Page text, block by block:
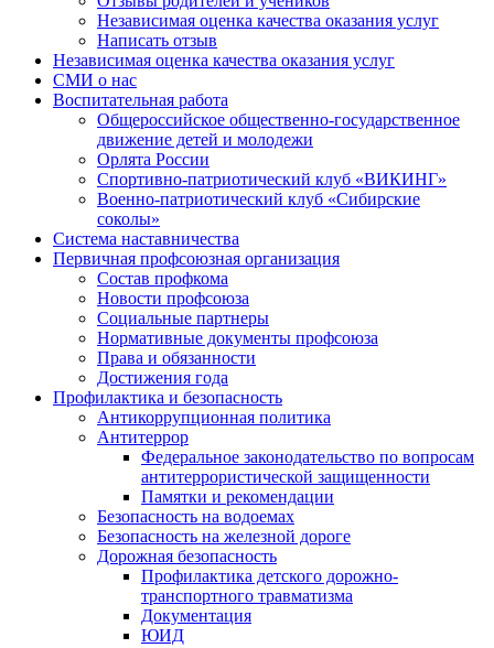
Независимая оценка качества оказания услуг
Написать отзыв
Независимая оценка качества оказания услуг
СМИ о нас
Воспитательная работа
Общероссийское общественно-государственное
движение детей и молодежи
Орлята России
Спортивно-патриотический клуб «ВИКИНГ»
Военно-патриотический клуб «Сибирские
соколы»
Система наставничества
Первичная профсоюзная организация
Состав профкома
Новости профсоюза
Социальные партнеры
Нормативные документы профсоюза
Права и обязанности
Достижения года
Профилактика и безопасность
Антикоррупционная политика
Антитеррор
Федеральное законодательство по вопросам
антитеррористической защищенности
Памятки и рекомендации
Безопасность на водоемах
Безопасность на железной дороге
Дорожная безопасность
Профилактика детского дорожно-
транспортного травматизма
Документация
ЮИД